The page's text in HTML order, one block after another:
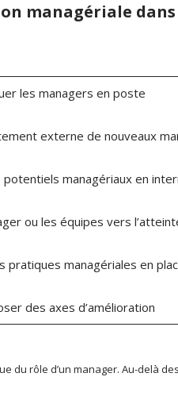
managériale
les managers en poste
externe de nouveaux
managériaux en
ou les équipes vers
pratiques managériales en
des axes d’amélioration
rôle d’un manager. Au-delà